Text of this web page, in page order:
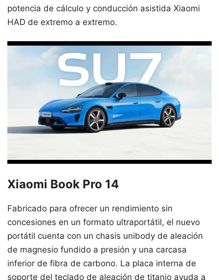
potencia de cálculo y conducción asistida Xiaomi
HAD de extremo a extremo.
Xiaomi Book Pro 14
Fabricado para ofrecer un rendimiento sin
concesiones en un formato ultraportátil, el nuevo
portátil cuenta con un chasis unibody de aleación
de magnesio fundido a presión y una carcasa
inferior de fibra de carbono. La placa interna de
soporte del teclado de aleación de titanio ayuda a